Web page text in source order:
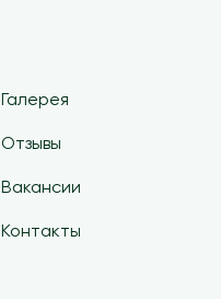
Галерея
Отзывы
Вакансии
Контакты